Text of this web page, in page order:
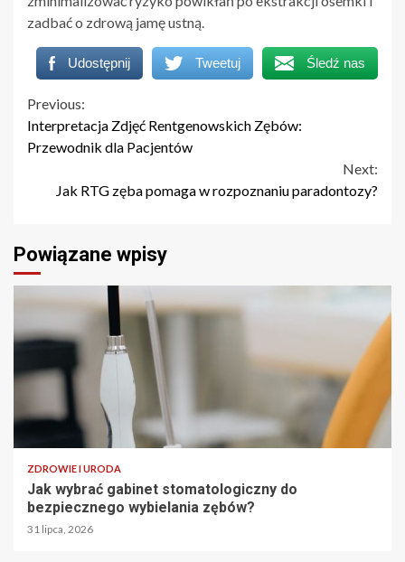
zadbać o zdrową jamę ustną.
Udostępnij Tweetuj Śledź nas
Continue
Reading
Previous:
Interpretacja Zdjęć Rentgenowskich Zębów:
Przewodnik dla Pacjentów
Next:
Jak RTG zęba pomaga w rozpoznaniu paradontozy?
Powiązane wpisy
ZDROWIE I URODA
Jak wybrać gabinet stomatologiczny do
bezpiecznego wybielania zębów?
31 lipca, 2026